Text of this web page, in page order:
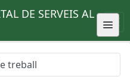
DE SERVEIS AL
treball